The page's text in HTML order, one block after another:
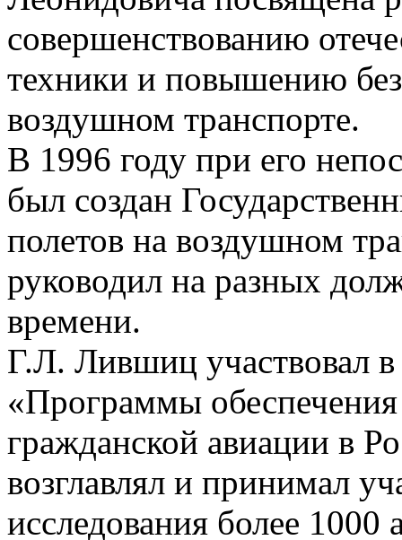
совершенствованию
техники и повышению
воздушном транспорте.
В 1996 году при его
был создан
полетов на воздушном
руководил на разных
времени.
Г.Л. Лившиц участвовал в
«Программы обеспечения
гражданской авиации в
возглавлял и принимал
исследования более 1000